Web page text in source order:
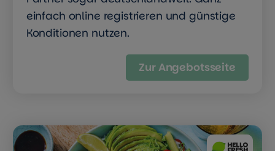
einfach online registrieren und günstige
Konditionen nutzen.
Zur Angebotsseite